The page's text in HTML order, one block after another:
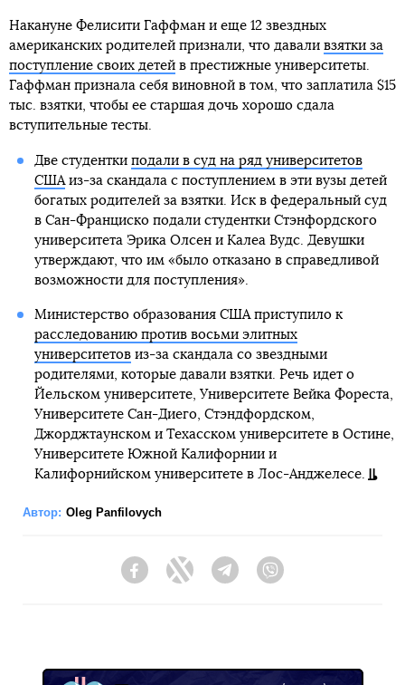
Накануне Фелисити Гаффман и еще 12 звездных
американских родителей признали, что давали взятки за
поступление своих детей в престижные университеты.
Гаффман признала себя виновной в том, что заплатила $15
тыс. взятки, чтобы ее старшая дочь хорошо сдала
вступительные тесты.
Две студентки подали в суд на ряд университетов
СШАиз-за скандала с поступлением в эти вузы детей
богатых родителей за взятки. Иск в федеральный суд
в Сан-Франциско подали студентки Стэнфордского
университета Эрика Олсен и Калеа Вудс. Девушки
утверждают, что им «было отказано в справедливой
возможности для поступления».
Министерство образования США приступило к
расследованию против восьми элитных
университетовиз-за скандала со звездными
родителями, которые давали взятки. Речь идет о
Йельском университете, Университете Вейка Фореста,
Университете Сан-Диего, Стэндфордском,
Джорджтаунском и Техасском университете в Остине,
Университете Южной Калифорнии и
Калифорнийском университете в Лос-Анджелесе.
Автор: Oleg Panfilovych
FacebookTwitter Telegram